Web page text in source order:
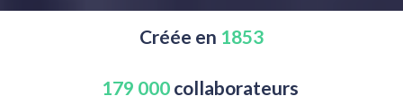
Créée en 1853
179 000 collaborateurs